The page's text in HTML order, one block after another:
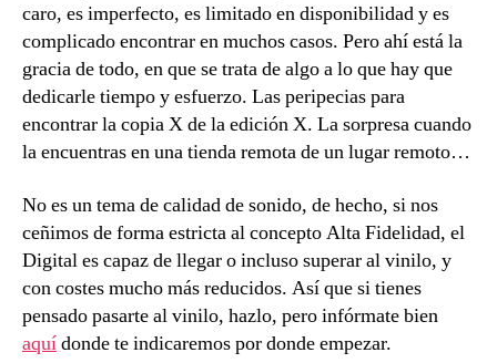
caro, es imperfecto, es limitado en disponibilidad y es
complicado encontrar en muchos casos. Pero ahí está la
gracia de todo, en que se trata de algo a lo que hay que
dedicarle tiempo y esfuerzo. Las peripecias para
encontrar la copia X de la edición X. La sorpresa cuando
la encuentras en una tienda remota de un lugar remoto…
No es un tema de calidad de sonido, de hecho, si nos
ceñimos de forma estricta al concepto Alta Fidelidad, el
Digital es capaz de llegar o incluso superar al vinilo, y
con costes mucho más reducidos. Así que si tienes
pensado pasarte al vinilo, hazlo, pero infórmate bien
aquídonde te indicaremos por donde empezar.